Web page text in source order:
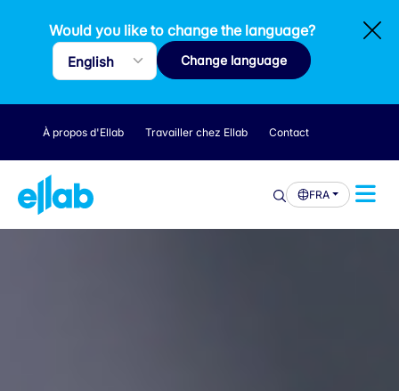
Would you like to change the language?
Change language
À propos d'Ellab Travailler chez Ellab Contact
FRA